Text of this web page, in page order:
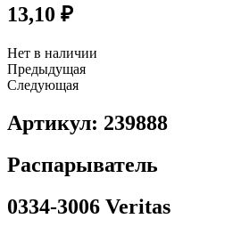
13,10 ₽
Нет в наличии
Предыдущая
Следующая
Артикул: 239888
Распарыватель
0334-3006 Veritas